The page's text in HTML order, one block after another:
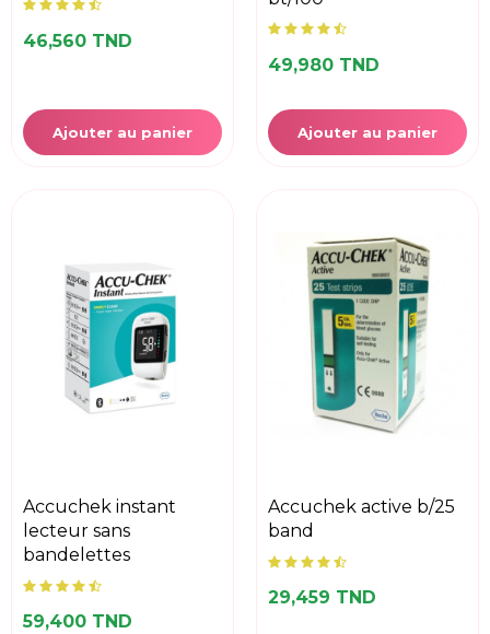
46,560 TND
Ajouter au panier
49,980 TND
Ajouter au panier
accuchek instant
lecteur sans
bandelettes
59,400 TND
accuchek active b/25
band
29,459 TND